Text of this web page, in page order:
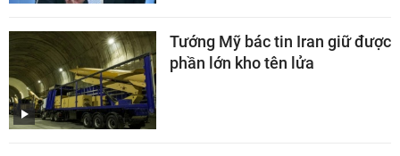
Tướng Mỹ bác tin Iran giữ được
phần lớn kho tên lửa